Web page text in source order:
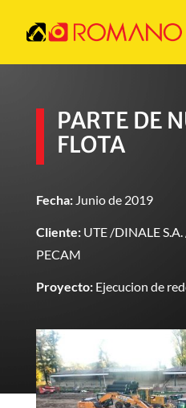
PARTE DE
FLOTA
Fecha: Junio de 2019
Cliente: UTE /DINALE
PECAM
Proyecto: Ejecucion de